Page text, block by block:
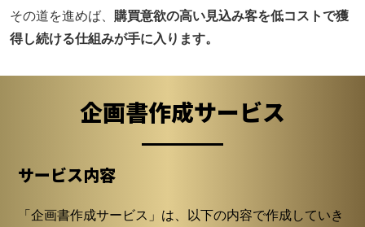
ん。
得し続ける仕組みが手に入ります。
企画書作成サービス